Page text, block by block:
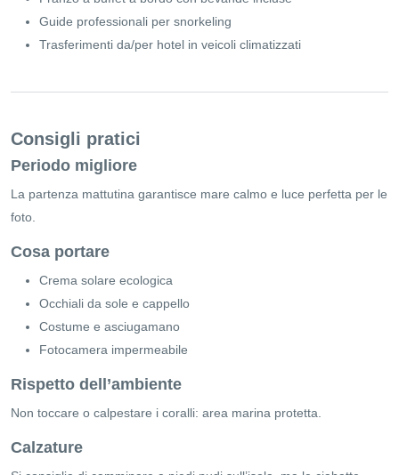
Guide professionali per snorkeling
Trasferimenti da/per hotel in veicoli climatizzati
Consigli pratici
Periodo migliore
La partenza mattutina garantisce mare calmo e luce perfetta per le
foto.
Cosa portare
Crema solare ecologica
Occhiali da sole e cappello
Costume e asciugamano
Fotocamera impermeabile
Rispetto dell’ambiente
Non toccare o calpestare i coralli: area marina protetta.
Calzature